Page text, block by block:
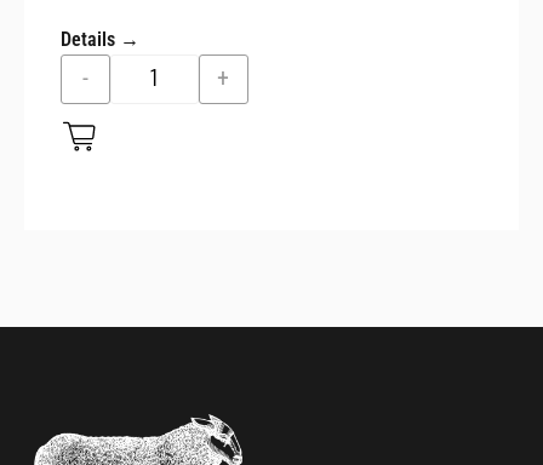
Details →
- +